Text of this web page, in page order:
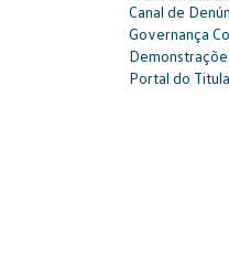
Canal de
Governança
Portal do